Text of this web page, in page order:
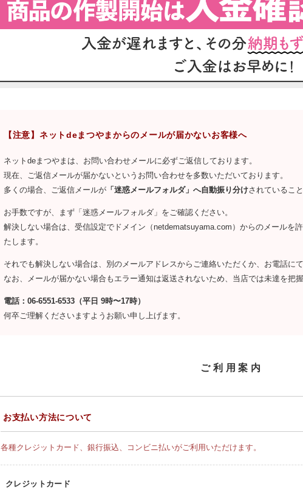
【注意】ネットdeまつやまからのメールが届かないお客様へ
ネットdeまつやまは、お問い合わせメールに必ずご返信しております。
現在、ご返信メールが届かないというお問い合わせを多数いただいております。
多くの場合、ご返信メールが 「迷惑メールフォルダ」へ自動振り分けされているこ
お手数ですが、まず「迷惑メールフォルダ」をご確認ください。
解決しない場合は、受信設定でドメイン（netdematsuyama.com）からのメールを
たします。
それでも解決しない場合は、別のメールアドレスからご連絡いただくか、お電話に
なお、メールが届かない場合もエラー通知は返送されないため、当店では未達を把
電話：06-6551-6533（平日 9時〜17時）
何卒ご理解くださいますようお願い申し上げます。
ご利用案内
お支払い方法について
各種クレジットカード、銀行振込、コンビニ払いがご利用いただけます。
クレジットカード